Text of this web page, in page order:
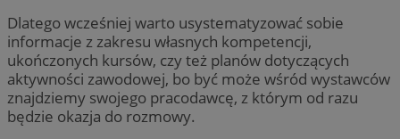
Dlatego wcześniej warto usystematyzować sobie
informacje z zakresu własnych kompetencji,
ukończonych kursów, czy też planów dotyczących
aktywności zawodowej, bo być może wśród wystawców
znajdziemy swojego pracodawcę, z którym od razu
będzie okazja do rozmowy.